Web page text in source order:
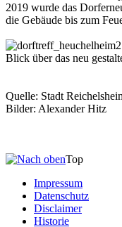
2019 wurde das
die Gebäude bis zum
Blick über das neu
Quelle: Stadt
Bilder: Alexander Hitz
Top
Impressum
Datenschutz
Disclaimer
Historie